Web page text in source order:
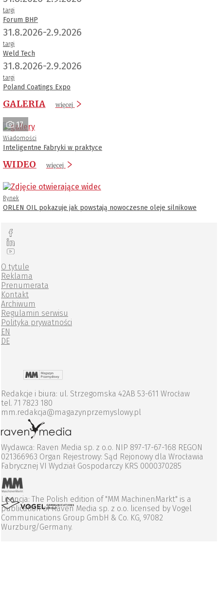
targi
Forum BHP
31.8.2026-2.9.2026
targi
Weld Tech
31.8.2026-2.9.2026
targi
Poland Coatings Expo
GALERIA więcej
17
Wiadomości
Inteligentne Fabryki w praktyce
WIDEO więcej
Rynek
ORLEN OIL pokazuje jak powstają nowoczesne oleje silnikowe
O tytule
Reklama
Prenumerata
Kontakt
Archiwum
Regulamin serwisu
Polityka prywatności
EN
DE
Redakcje i biura: ul. Strzegomska 42AB 53-611 Wrocław
tel. 71 7823 180
mm.redakcja@magazynprzemyslowy.pl
Wydawca: Raven Media sp. z o.o. NIP 897-17-67-168 REGON
021366963 Organ Rejestrowy: Sąd Rejonowy dla Wrocławia
Fabrycznej VI Wydział Gospodarczy KRS 0000370285
Licencja: The Polish edition of "MM MachinenMarkt" is a
publication of Raven Media sp. z o.o. licensed by Vogel
Communications Group GmbH & Co. KG, 97082
Wurzburg/Germany.